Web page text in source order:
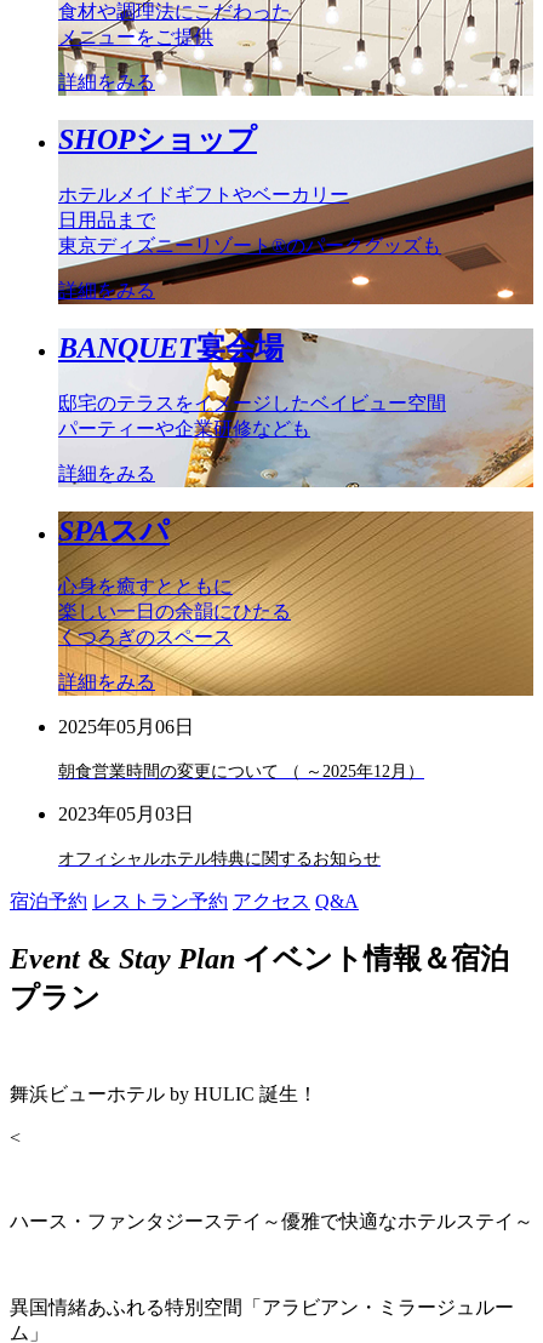
食材や調理法にこだわった
メニューをご提供
詳細をみる
SHOPショップ
ホテルメイドギフトやベーカリー
日用品まで
東京ディズニーリゾート®のパークグッズも
詳細をみる
BANQUET宴会場
邸宅のテラスをイメージしたベイビュー空間
パーティーや企業研修なども
詳細をみる
SPAスパ
心身を癒すとともに
楽しい一日の余韻にひたる
くつろぎのスペース
詳細をみる
2025年05月06日
朝食営業時間の変更について （ ～2025年12月）
2023年05月03日
オフィシャルホテル特典に関するお知らせ
宿泊予約 レストラン予約 アクセス Q&A
Event& Stay Plan イベント情報＆宿泊
プラン
舞浜ビューホテル by HULIC 誕生！
<
ハース・ファンタジーステイ～優雅で快適なホテルステイ～
異国情緒あふれる特別空間「アラビアン・ミラージュルー
ム」